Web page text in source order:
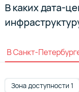
В каких дата-
В Санкт-
Зона доступности 1